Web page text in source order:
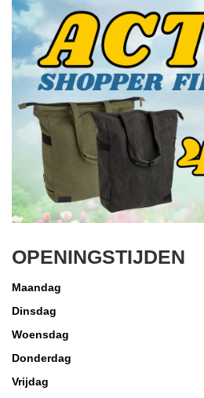
OPENINGSTIJDEN
Maandag
Dinsdag
Woensdag
Donderdag
Vrijdag